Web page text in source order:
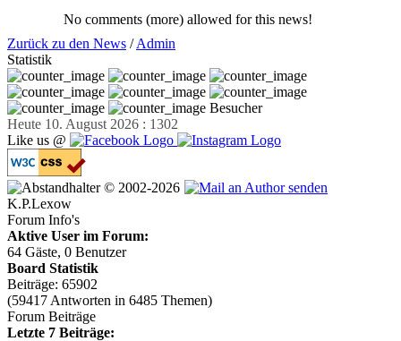
No comments (more) allowed for this news!
Zurück zu den News /Admin
Statistik
Besucher
Heute 10. August 2026 : 1302
Like us @
© 2002-2026
K.P.Lexow
Forum Info's
Aktive User im Forum:
64 Gäste, 0 Benutzer
Board Statistik
Beiträge: 65902
(59417 Antworten in 6485 Themen)
Forum Beiträge
Letzte 7 Beiträge: